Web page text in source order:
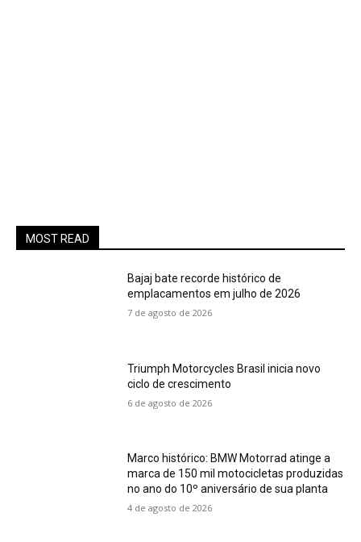
MOST READ
Bajaj bate recorde histórico de
emplacamentos em julho de 2026
7 de agosto de 2026
Triumph Motorcycles Brasil inicia novo
ciclo de crescimento
6 de agosto de 2026
Marco histórico: BMW Motorrad atinge a
marca de 150 mil motocicletas produzidas
no ano do 10º aniversário de sua planta
4 de agosto de 2026